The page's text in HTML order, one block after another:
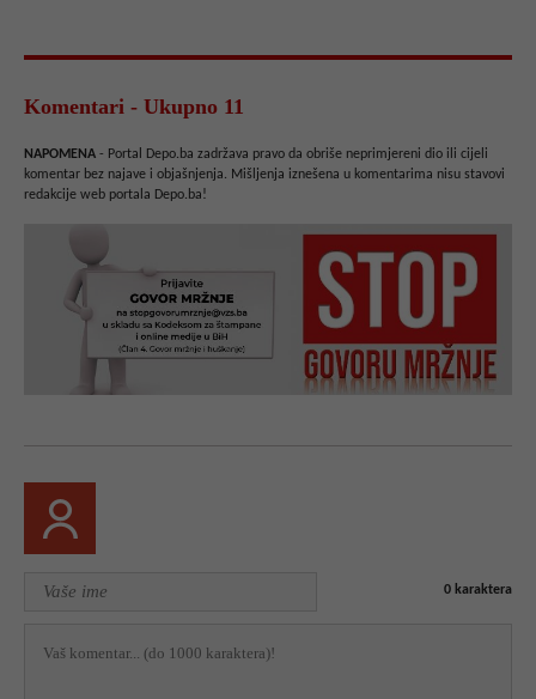
Komentari - Ukupno 11
NAPOMENA - Portal Depo.ba zadržava pravo da obriše neprimjereni dio ili cijeli
komentar bez najave i objašnjenja. Mišljenja iznešena u komentarima nisu stavovi
redakcije web portala Depo.ba!
0 karaktera